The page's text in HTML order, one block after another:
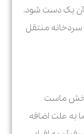
یک دست شود.
منتقل
ماست
به علت اضافه